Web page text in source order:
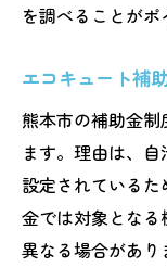
エコキ
を調べることがポ
エコキュート補
熊本市の補助金制
ます。理由は、
設定されている
金では対象とな
異なる場合があ